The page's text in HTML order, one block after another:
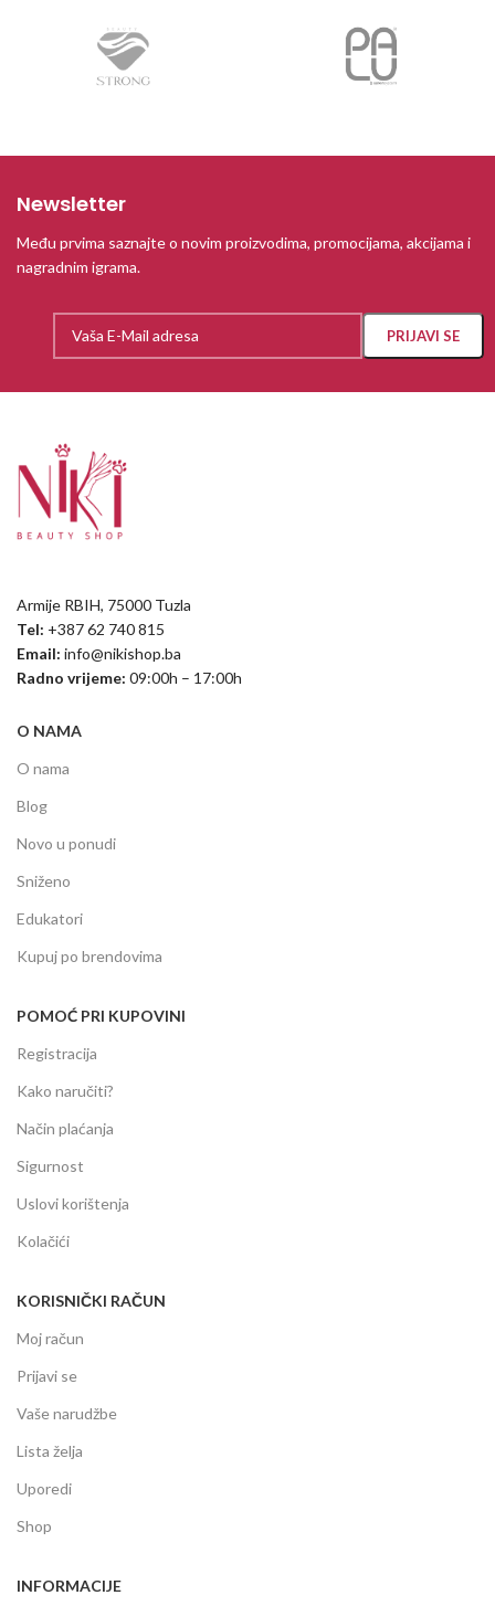
Newsletter
Među prvima saznajte o novim proizvodima, promocijama, akcijama i
nagradnim igrama.
Armije RBIH, 75000 Tuzla
Tel: +387 62 740 815
Email: info@nikishop.ba
Radno vrijeme: 09:00h – 17:00h
O NAMA
O nama
Blog
Novo u ponudi
Sniženo
Edukatori
Kupuj po brendovima
POMOĆ PRI KUPOVINI
Registracija
Kako naručiti?
Način plaćanja
Sigurnost
Uslovi korištenja
Kolačići
KORISNIČKI RAČUN
Moj račun
Prijavi se
Vaše narudžbe
Lista želja
Uporedi
Shop
INFORMACIJE